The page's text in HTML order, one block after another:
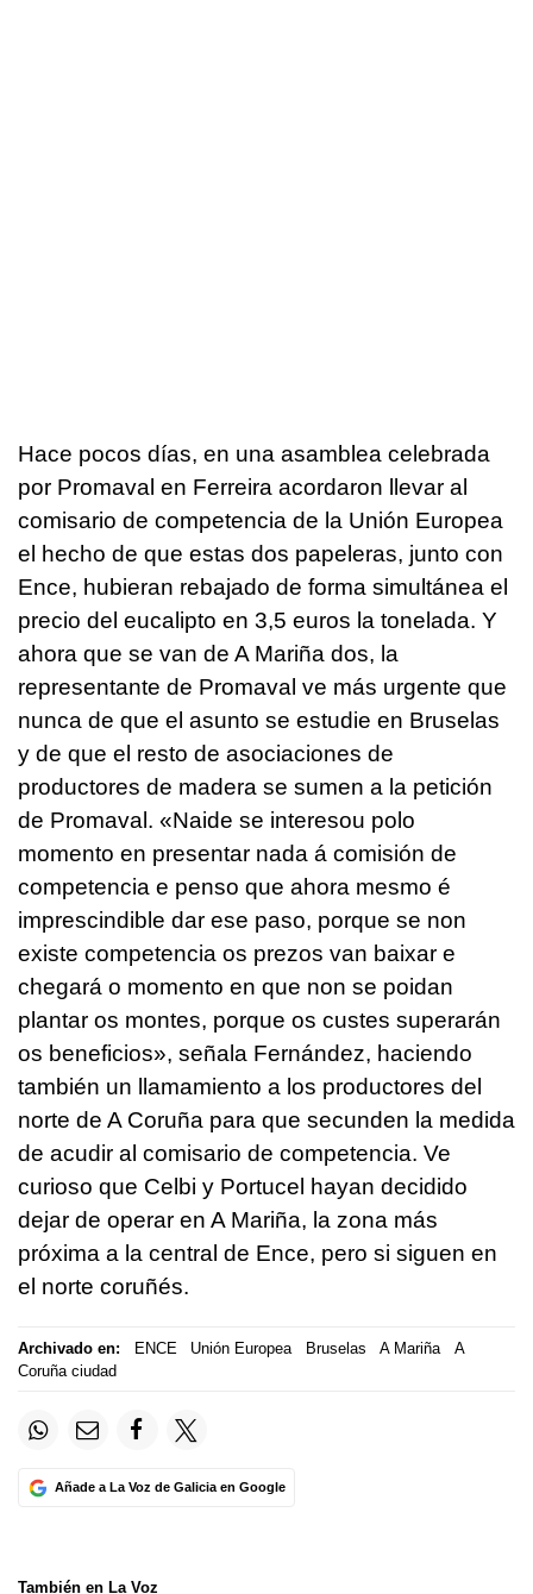
Hace pocos días, en una asamblea celebrada
por Promaval en Ferreira acordaron llevar al
comisario de competencia de la Unión Europea
el hecho de que estas dos papeleras, junto con
Ence, hubieran rebajado de forma simultánea el
precio del eucalipto en 3,5 euros la tonelada. Y
ahora que se van de A Mariña dos, la
representante de Promaval ve más urgente que
nunca de que el asunto se estudie en Bruselas
y de que el resto de asociaciones de
productores de madera se sumen a la petición
de Promaval. «Naide se interesou polo
momento en presentar nada á comisión de
competencia e penso que ahora mesmo é
imprescindible dar ese paso, porque se non
existe competencia os prezos van baixar e
chegará o momento en que non se poidan
plantar os montes, porque os custes superarán
os beneficios», señala Fernández, haciendo
también un llamamiento a los productores del
norte de A Coruña para que secunden la medida
de acudir al comisario de competencia. Ve
curioso que Celbi y Portucel hayan decidido
dejar de operar en A Mariña, la zona más
próxima a la central de Ence, pero si siguen en
el norte coruñés.
Archivado en: ENCE Unión Europea Bruselas A Mariña
A
Coruña ciudad
Añade a La Voz de Galicia en Google
También en La Voz